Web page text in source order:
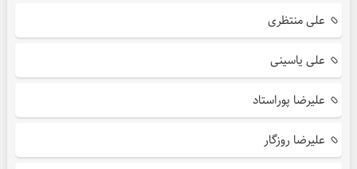
علی منتظری
علی یاسینی
علیرضا پوراستاد
علیرضا روزگار